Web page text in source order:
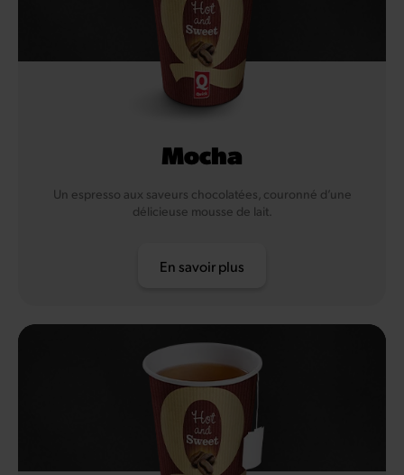
Mocha
Un espresso aux saveurs chocolatées, couronné d’une
délicieuse mousse de lait.
En savoir plus